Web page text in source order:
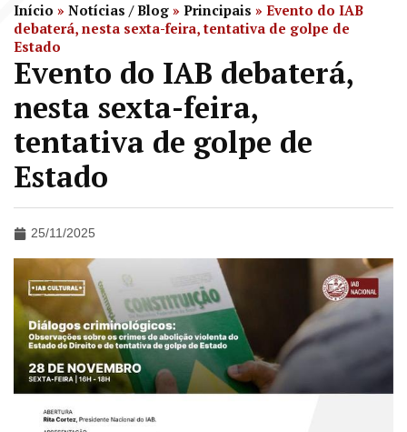
Início » Notícias / Blog » Principais » Evento do IAB
debaterá, nesta sexta-feira, tentativa de golpe de
Estado
Evento do IAB debaterá,
nesta sexta-feira,
tentativa de golpe de
Estado
25/11/2025